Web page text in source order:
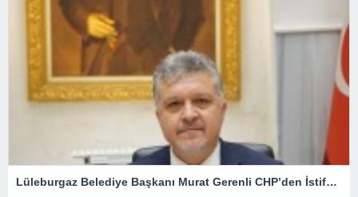
Lüleburgaz Belediye Başkanı Murat Gerenli CHP’den İstifa Etti